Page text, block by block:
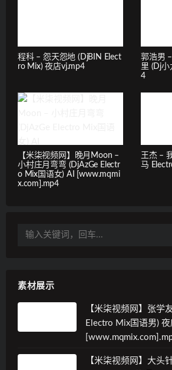
程科 – 怨天怨地 (DjBIN Elect
ro Mix) 夜店vj.mp4
郭浩男
里 (Dj小
4
【米柒视频网】晚月Moon –
小村庄月弯弯 (DjAzGe Electr
o Mix国语女) AI [www.mqmi
x.com].mp4
王杰 –
马
素材展示
【米柒视频网】张学
Electro Mix国语男) 夜
【米柒视频网】大头